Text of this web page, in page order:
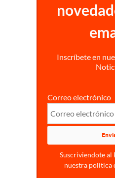
Inscríbete en
Correo electrónico
Suscriviendote al
nuestra politica